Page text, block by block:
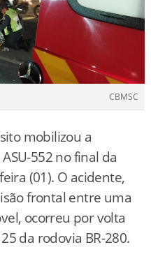
CBMSC
mobilizou a
552 no final da
(01). O acidente,
frontal entre uma
ocorreu por volta
da rodovia BR-280.